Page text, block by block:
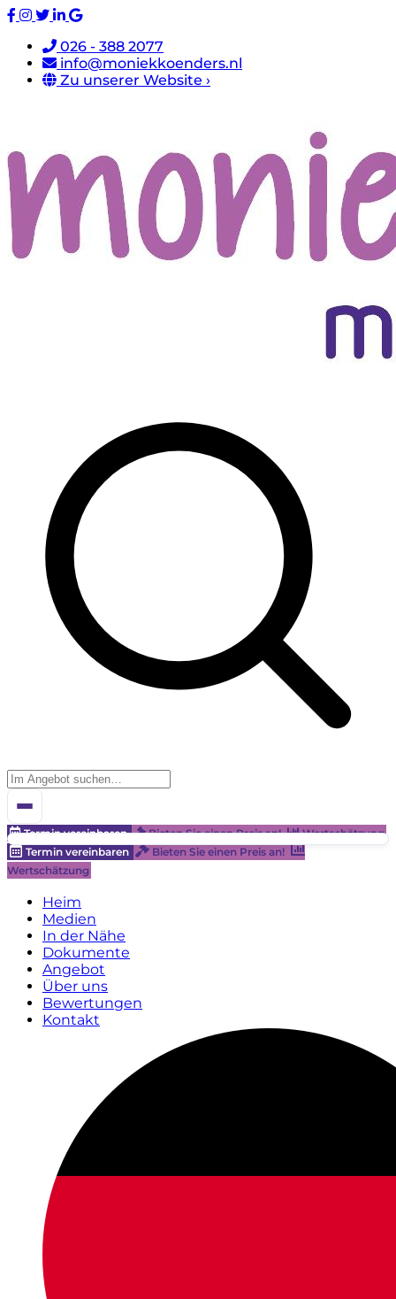
026 - 388 2077
info@moniekkoenders.nl
Zu unserer Website ›
Termin vereinbaren Bieten Sie einen Preis an!
Wertschätzung
Termin vereinbaren
Bieten Sie einen Preis an!
Wertschätzung
Heim
Medien
In der Nähe
Dokumente
Angebot
Über uns
Bewertungen
Kontakt